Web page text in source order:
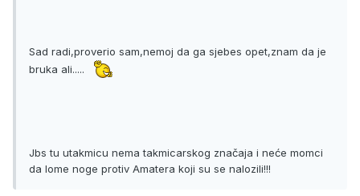
Sad radi,proverio sam,nemoj da ga sjebes opet,znam da je
bruka ali.....
Jbs tu utakmicu nema takmicarskog značaja i neće momci
da lome noge protiv Amatera koji su se nalozili!!!